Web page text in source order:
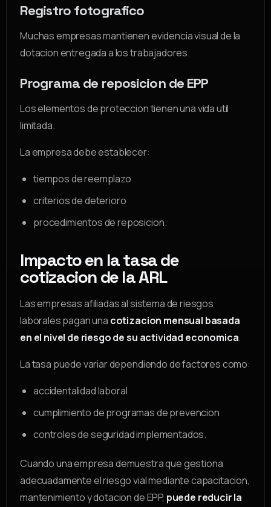
Registro fotografico
Muchas empresas mantienen evidencia visual de la
dotacion entregada a los trabajadores.
Programa de reposicion de EPP
Los elementos de proteccion tienen una vida util
limitada.
La empresa debe establecer:
tiempos de reemplazo
criterios de deterioro
procedimientos de reposicion.
Impacto en la tasa de
cotizacion de la ARL
Las empresas afiliadas al sistema de riesgos
laborales pagan una cotizacion mensual basada
en el nivel de riesgo de su actividad economica.
La tasa puede variar dependiendo de factores como:
accidentalidad laboral
cumplimiento de programas de prevencion
controles de seguridad implementados.
Cuando una empresa demuestra que gestiona
adecuadamente el riesgo vial mediante capacitacion,
mantenimiento y dotacion de EPP, puede reducir la